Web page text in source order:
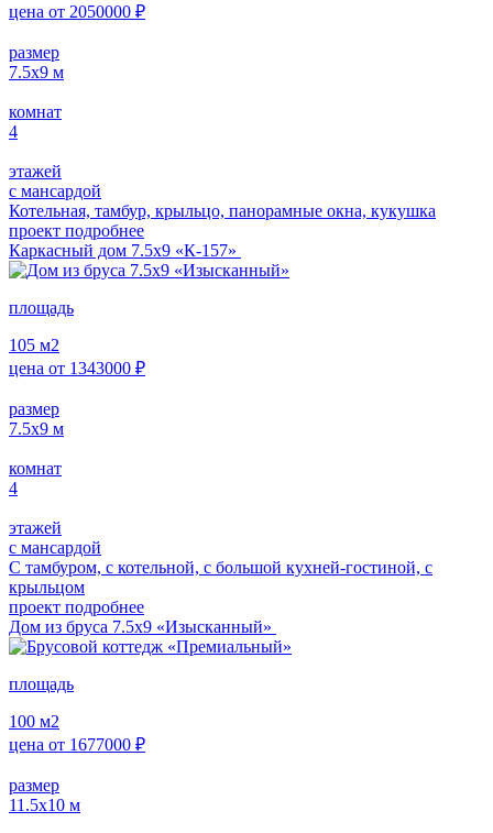
цена от 2050000 ₽
размер
7.5x9 м
комнат
4
этажей
с мансардой
Котельная, тамбур, крыльцо, панорамные окна, кукушка
проект подробнее
Каркасный дом 7.5х9 «К-157»
площадь
105 м2
цена от 1343000 ₽
размер
7.5x9 м
комнат
4
этажей
с мансардой
С тамбуром, с котельной, с большой кухней-гостиной, с
крыльцом
проект подробнее
Дом из бруса 7.5х9 «Изысканный»
площадь
100 м2
цена от 1677000 ₽
размер
11.5х10 м